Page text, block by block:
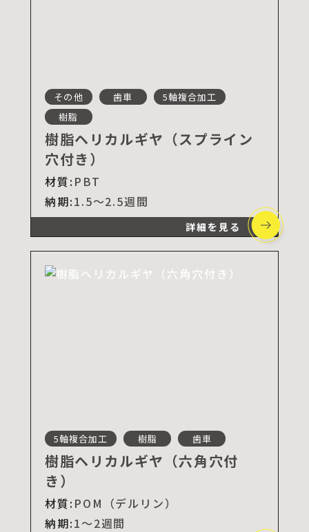
その他 歯車
5軸複合加工
樹脂
樹脂ヘリカルギヤ（スプライン
穴付き）
材質: PBT
納期:1.5～2.5週間
詳細を見る
5軸複合加工 樹脂 歯車
樹脂ヘリカルギヤ（六角穴付
き）
材質: POM（デルリン）
納期:1～2週間